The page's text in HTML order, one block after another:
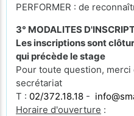
PERFORMER : de
3° MODALITES
Les inscriptions sont
qui précède le stage
Pour toute question,
secrétariat
T : 02/372.18.18 -
Horaire d'ouverture :